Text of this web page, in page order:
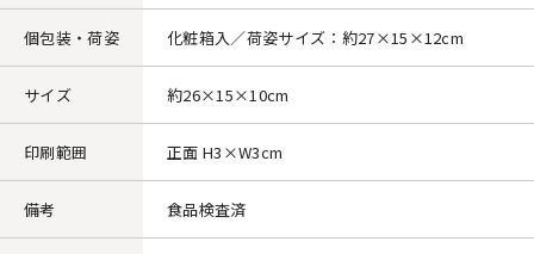
個包装・荷姿 化粧箱入／荷姿サイズ：約27×15×12cm
サイズ 約26×15×10cm
印刷範囲 正面 H3×W3cm
備考 食品検査済